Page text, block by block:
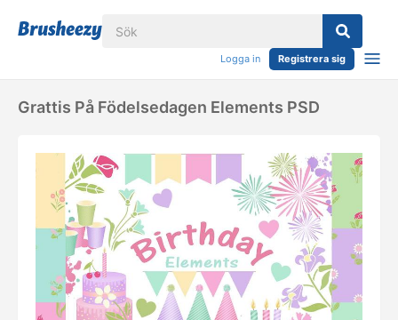
Logga in Registrera sig
Grattis På Födelsedagen Elements PSD